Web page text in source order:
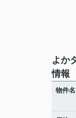
よか
情報
物件名